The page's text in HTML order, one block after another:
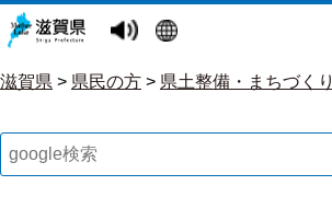
滋賀県 > 県民の方 > 県土整備・まちづくり